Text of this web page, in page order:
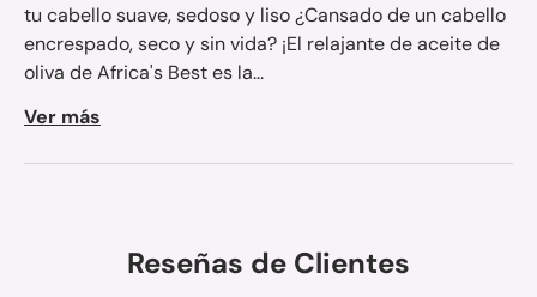
tu cabello suave, sedoso y liso ¿Cansado de un cabello
encrespado, seco y sin vida? ¡El relajante de aceite de
oliva de Africa's Best es la...
Ver más
Reseñas de Clientes